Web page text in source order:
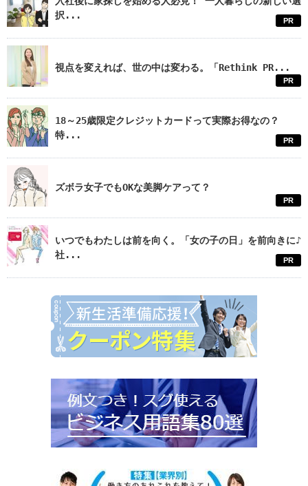
択...
PR
視点を変えれば、世の中は変わる。「Rethink PR...
PR
18～25歳限定クレジットカードって実際お得なの？
特...
PR
ズボラ女子でもOKな美脚ケアって？
PR
いつでもわたしは前を向く。「女の子の日」を前向きに♪
社...
PR